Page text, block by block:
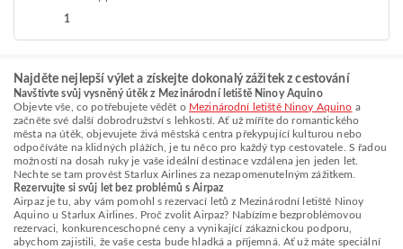
1
Najděte nejlepší výlet a získejte dokonalý zážitek z cestování
Navštivte svůj vysněný útěk z Mezinárodní letiště Ninoy Aquino
Objevte vše, co potřebujete vědět o Mezinárodní letiště Ninoy Aquino a
začněte své další dobrodružství s lehkostí. Ať už míříte do romantického
města na útěk, objevujete živá městská centra překypující kulturou nebo
odpočíváte na klidných plážích, je tu něco pro každý typ cestovatele. S řadou
možností na dosah ruky je vaše ideální destinace vzdálena jen jeden let.
Nechte se tam provést Starlux Airlines za nezapomenutelným zážitkem.
Rezervujte si svůj let bez problémů s Airpaz
Airpaz je tu, aby vám pomohl s rezervací letů z Mezinárodní letiště Ninoy
Aquino u Starlux Airlines. Proč zvolit Airpaz? Nabízíme bezproblémovou
rezervaci, konkurenceschopné ceny a vynikající zákaznickou podporu,
abychom zajistili, že vaše cesta bude hladká a příjemná. Ať už máte speciální